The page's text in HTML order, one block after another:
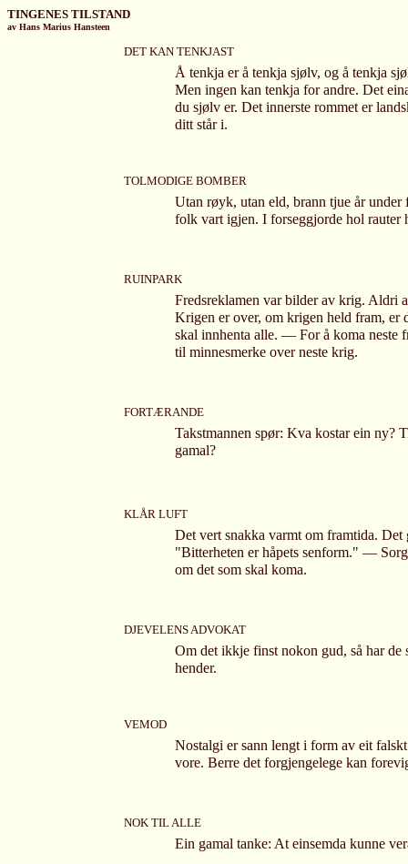
TINGENES TILSTAND
av Hans Marius Hansteen
DET KAN TENKJAST
Å tenkja er å tenkja sjølv, og å tenkja
Men ingen kan tenkja for andre. Det
du sjølv er. Det innerste rommet er
ditt står i.
TOLMODIGE BOMBER
Utan røyk, utan eld, brann tjue år
folk vart igjen. I forseggjorde hol rauter
RUINPARK
Fredsreklamen var bilder av krig. Aldri
Krigen er over, om krigen held fram, er
skal innhenta alle. — For å koma neste
til minnesmerke over neste krig.
FORTÆRANDE
Takstmannen spør: Kva kostar ein ny?
gamal?
KLÅR LUFT
Det vert snakka varmt om framtida.
"Bitterheten er håpets senform." —
om det som skal koma.
DJEVELENS ADVOKAT
Om det ikkje finst nokon gud, så har de
hender.
VEMOD
Nostalgi er sann lengt i form av eit
vore. Berre det forgjengelege kan
NOK TIL ALLE
Ein gamal tanke: At einsemda kunne